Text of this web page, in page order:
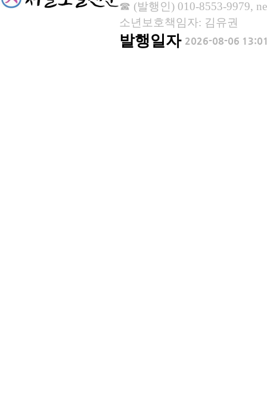
☎ (발행인) 010-8553-9979,
소년보호책임자: 김유권
발행일자